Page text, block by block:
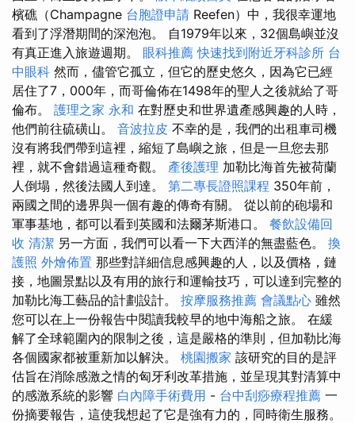
檳礁（Champagne 台胞證申請 Reefen）中，我很幸運地
看到了浮潛期間的深泡泡。 自1979年以來，32個島嶼並沒
有真正進入旅遊週期。 眼科推薦 快速找到附近牙科診所 台
中眼科 然而，儘管它孤立，但它的歷史悠久，因為它已經
居住了7，000年，而哥倫佈在1498年的聖人之後就給了哥
倫布。 護理之家 永和 在對歷史和世界遺產感興趣的人時，
他們前往硫磺山。 音波拉皮 不幸的是，我們的出租車司機
沒有將我們帶到這裡，縮短了島嶼之旅，但是一旦您去那
裡，就不會錯過這種奇觀。 產後護理 加勒比海首先被荷蘭
人倒塌，然後法國人到達。 第二專長證照課程 350年前，
兩國之間的邊界與一個有趣的傳奇有關。 從以前的砲場和
軍事基地，都可以看到英國和法爾茅斯港口。 餐飲設備回
收 清潔 另一方面，我們可以看一下大西洋的無盡藍色。 換
護照 外燴佈置 那些對詳細信息感興趣的人，以及價格，鏈
接，地圖景點以及有用的旅行和運輸技巧，可以達到完整的
加勒比海工藝品的計劃設計。 按摩服務推薦 會議點心 雖然
您可以在上一份報告中閱讀我較早的地中海船之旅。 在緩
解了全球範圍內的限制之後，這是嚴格的準則，但加勒比海
各個國家都被重新加以解決。 桃園搬家 該研究的目的是評
估旨在消除感激之情的匈牙利改革措施，並呈現其對清算中
的感激系統的影響 白內障手術費用 - 台中刮痧療程推薦 一
份摘要報告，這使我想起了它是強有力的，同時衛生服務。